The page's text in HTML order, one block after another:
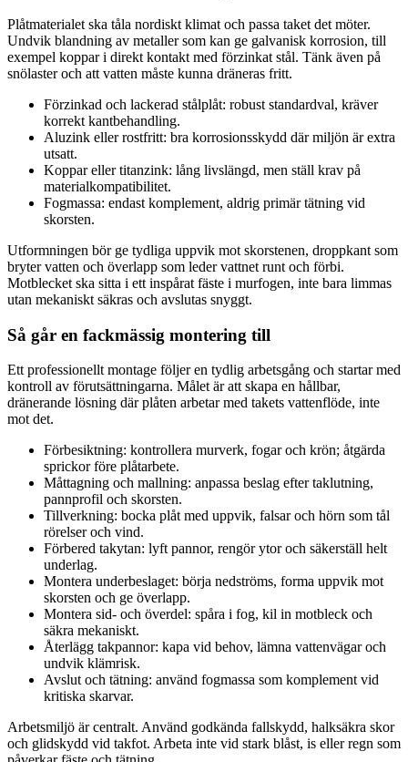
Plåtmaterialet ska tåla nordiskt klimat och passa taket det möter.
Undvik blandning av metaller som kan ge galvanisk korrosion, till
exempel koppar i direkt kontakt med förzinkat stål. Tänk även på
snölaster och att vatten måste kunna dräneras fritt.
Förzinkad och lackerad stålplåt: robust standardval, kräver
korrekt kantbehandling.
Aluzink eller rostfritt: bra korrosionsskydd där miljön är extra
utsatt.
Koppar eller titanzink: lång livslängd, men ställ krav på
materialkompatibilitet.
Fogmassa: endast komplement, aldrig primär tätning vid
skorsten.
Utformningen bör ge tydliga uppvik mot skorstenen, droppkant som
bryter vatten och överlapp som leder vattnet runt och förbi.
Motblecket ska sitta i ett inspårat fäste i murfogen, inte bara limmas
utan mekaniskt säkras och avslutas snyggt.
Så går en fackmässig montering till
Ett professionellt montage följer en tydlig arbetsgång och startar med
kontroll av förutsättningarna. Målet är att skapa en hållbar,
dränerande lösning där plåten arbetar med takets vattenflöde, inte
mot det.
Förbesiktning: kontrollera murverk, fogar och krön; åtgärda
sprickor före plåtarbete.
Måttagning och mallning: anpassa beslag efter taklutning,
pannprofil och skorsten.
Tillverkning: bocka plåt med uppvik, falsar och hörn som tål
rörelser och vind.
Förbered takytan: lyft pannor, rengör ytor och säkerställ helt
underlag.
Montera underbeslaget: börja nedströms, forma uppvik mot
skorsten och ge överlapp.
Montera sid- och överdel: spåra i fog, kil in motbleck och
säkra mekaniskt.
Återlägg takpannor: kapa vid behov, lämna vattenvägar och
undvik klämrisk.
Avslut och tätning: använd fogmassa som komplement vid
kritiska skarvar.
Arbetsmiljö är centralt. Använd godkända fallskydd, halksäkra skor
och glidskydd vid takfot. Arbeta inte vid stark blåst, is eller regn som